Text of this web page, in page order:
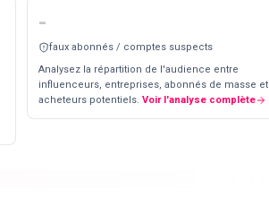
-
faux abonnés / comptes suspects
Analysez la répartition de l'audience entre
influenceurs, entreprises, abonnés de masse et
acheteurs potentiels. Voir l'analyse complète